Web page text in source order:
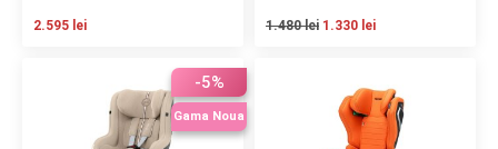
Copyright 2026 BabyMatters
2.595 lei 1.480 lei 1.330 lei
-5%
Gama Noua